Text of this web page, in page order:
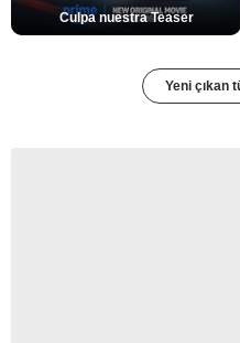
Culpa nuestra Teaser
Yeni çıkan